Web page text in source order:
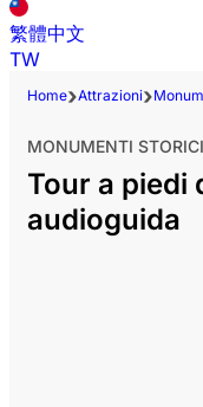
繁體中文
TW
Home Attrazioni
MONUMENTI STORICI
Tour a piedi
audioguida